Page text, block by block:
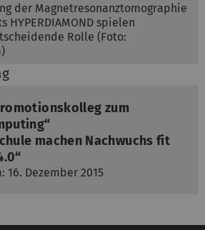
der Magnetresonanztomographie
HYPERDIAMOND spielen
Rolle (Foto:
zum
machen Nachwuchs fit
Dezember 2015